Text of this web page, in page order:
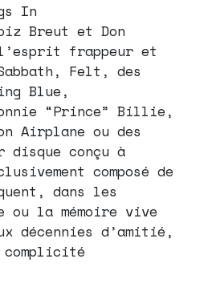
In
Breut et Don
l’esprit frappeur et
Felt, des
Blue,
“Prince” Billie,
Airplane ou des
disque conçu à
composé de
dans les
la mémoire vive
décennies d’amitié,
complicité